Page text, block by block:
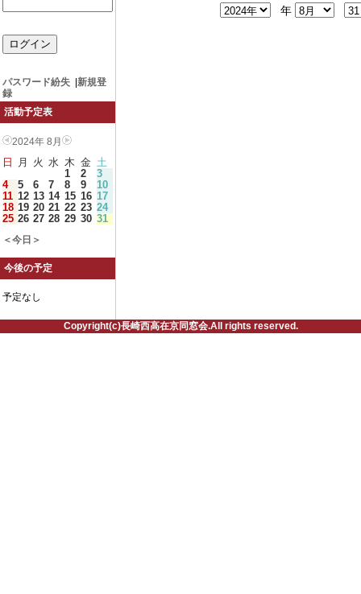
パスワード紛失
新規登
録
活動予定表
2024年 8月
日 月 火 水 木 金 土
1
2
3
4
5 6 7 8 9
10
11 12 13 14 15 16 17
18 19 20 21 22 23 24
25 26 27 28 29 30 31
＜今日＞
今後の予定
予定なし
年
Copyright(c)長崎西高在京同窓会.All rights reserved.